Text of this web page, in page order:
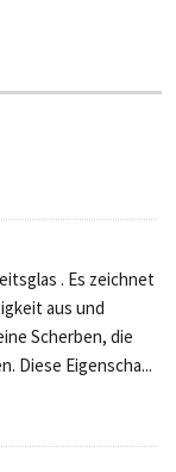
. Es zeichnet
aus und
Scherben, die
Diese Eigenscha...